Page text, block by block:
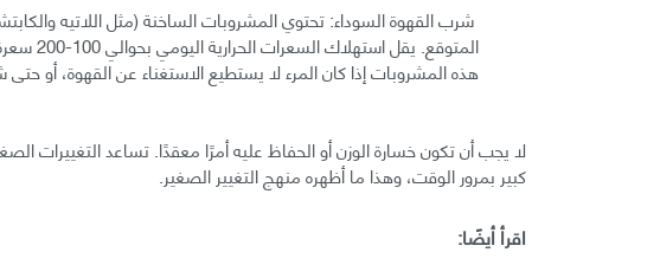
شرب القهوة السوداء: تحتوي المشروبات الساخنة (مثل اللاتيه
هذه المشروبات إذا كان المرء لا يستطيع الاستغناء عن القهوة، أو حتى
لا يجب أن تكون خسارة الوزن أو الحفاظ عليه أمرًا معقدًا. تساعد التغييرات
كبير بمرور الوقت، وهذا ما أظهره منهج التغيير الصغير.
اقرأ أيضًا: